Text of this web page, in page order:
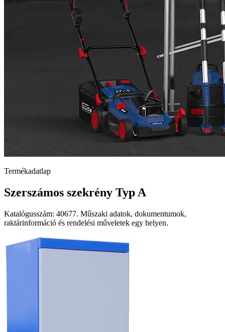
Termékadatlap
Szerszámos szekrény Typ A
Katalógusszám: 40677. Műszaki adatok, dokumentumok,
raktárinformáció és rendelési műveletek egy helyen.